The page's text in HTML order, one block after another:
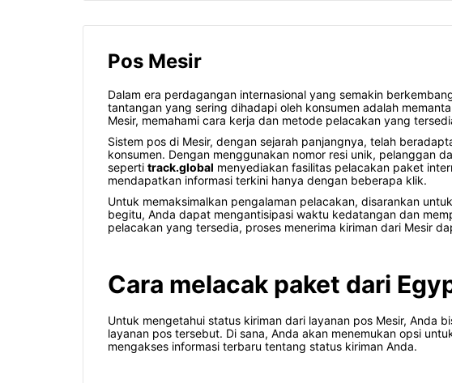
Pos Mesir
Dalam era perdagangan internasional yang semakin
tantangan yang sering dihadapi oleh konsumen adalah
Mesir, memahami cara kerja dan metode pelacakan yang
Sistem pos di Mesir, dengan sejarah panjangnya, telah
konsumen. Dengan menggunakan nomor resi unik, pelanggan
seperti track.global menyediakan fasilitas pelacakan paket
mendapatkan informasi terkini hanya dengan beberapa klik.
Untuk memaksimalkan pengalaman pelacakan, disarankan
begitu, Anda dapat mengantisipasi waktu kedatangan dan
pelacakan yang tersedia, proses menerima kiriman dari Mesir
Cara melacak paket dari
Untuk mengetahui status kiriman dari layanan pos Mesir, Anda
layanan pos tersebut. Di sana, Anda akan menemukan opsi
mengakses informasi terbaru tentang status kiriman Anda.